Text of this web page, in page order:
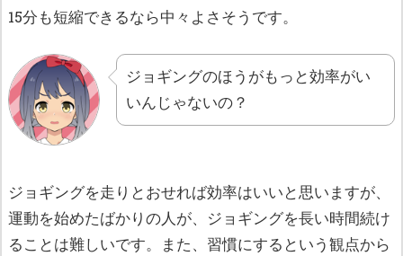
15分も短縮できるなら中々よさそうです。
ジョギングのほうがもっと効率がい
いんじゃないの？
ジョギングを走りとおせれば効率はいいと思いますが、
運動を始めたばかりの人が、ジョギングを長い時間続け
ることは難しいです。また、習慣にするという観点から